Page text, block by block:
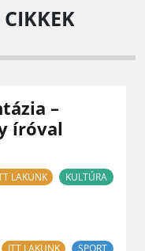
–
íróval
LAKUNK KULTÚRA
ITT LAKUNK SPORT